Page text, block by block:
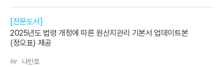
[전문도서]
2025년도 법령 개정에 따른 원산지관리 기본서 업데이트본
(정오표) 제공
by 나인호